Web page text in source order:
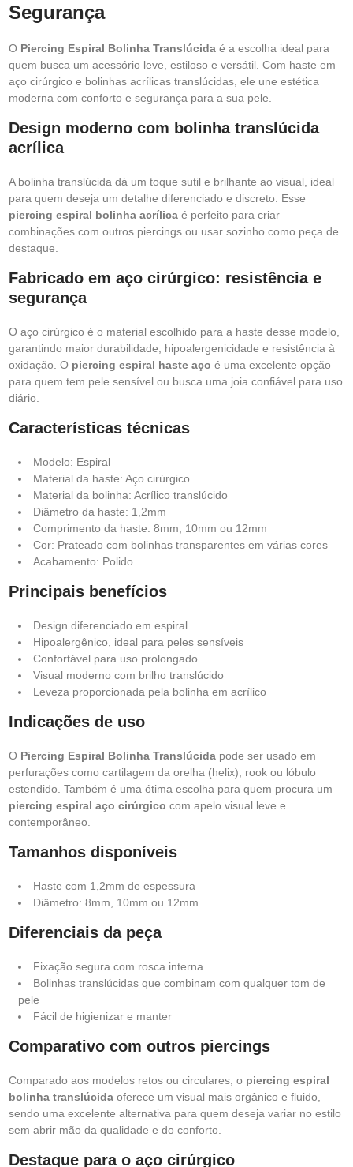
Segurança
O Piercing Espiral Bolinha Translúcida é a escolha ideal para
quem busca um acessório leve, estiloso e versátil. Com haste em
aço cirúrgico e bolinhas acrílicas translúcidas, ele une estética
moderna com conforto e segurança para a sua pele.
Design moderno com bolinha translúcida
acrílica
A bolinha translúcida dá um toque sutil e brilhante ao visual, ideal
para quem deseja um detalhe diferenciado e discreto. Esse
piercing espiral bolinha acrílica é perfeito para criar
combinações com outros piercings ou usar sozinho como peça de
destaque.
Fabricado em aço cirúrgico: resistência e
segurança
O aço cirúrgico é o material escolhido para a haste desse modelo,
garantindo maior durabilidade, hipoalergenicidade e resistência à
oxidação. O piercing espiral haste aço é uma excelente opção
para quem tem pele sensível ou busca uma joia confiável para uso
diário.
Características técnicas
Modelo: Espiral
Material da haste: Aço cirúrgico
Material da bolinha: Acrílico translúcido
Diâmetro da haste: 1,2mm
Comprimento da haste: 8mm, 10mm ou 12mm
Cor: Prateado com bolinhas transparentes em várias cores
Acabamento: Polido
Principais benefícios
Design diferenciado em espiral
Hipoalergênico, ideal para peles sensíveis
Confortável para uso prolongado
Visual moderno com brilho translúcido
Leveza proporcionada pela bolinha em acrílico
Indicações de uso
O Piercing Espiral Bolinha Translúcida pode ser usado em
perfurações como cartilagem da orelha (helix), rook ou lóbulo
estendido. Também é uma ótima escolha para quem procura um
piercing espiral aço cirúrgico com apelo visual leve e
contemporâneo.
Tamanhos disponíveis
Haste com 1,2mm de espessura
Diâmetro: 8mm, 10mm ou 12mm
Diferenciais da peça
Fixação segura com rosca interna
Bolinhas translúcidas que combinam com qualquer tom de
pele
Fácil de higienizar e manter
Comparativo com outros piercings
Comparado aos modelos retos ou circulares, o piercing espiral
bolinha translúcida oferece um visual mais orgânico e fluido,
sendo uma excelente alternativa para quem deseja variar no estilo
sem abrir mão da qualidade e do conforto.
Destaque para o aço cirúrgico